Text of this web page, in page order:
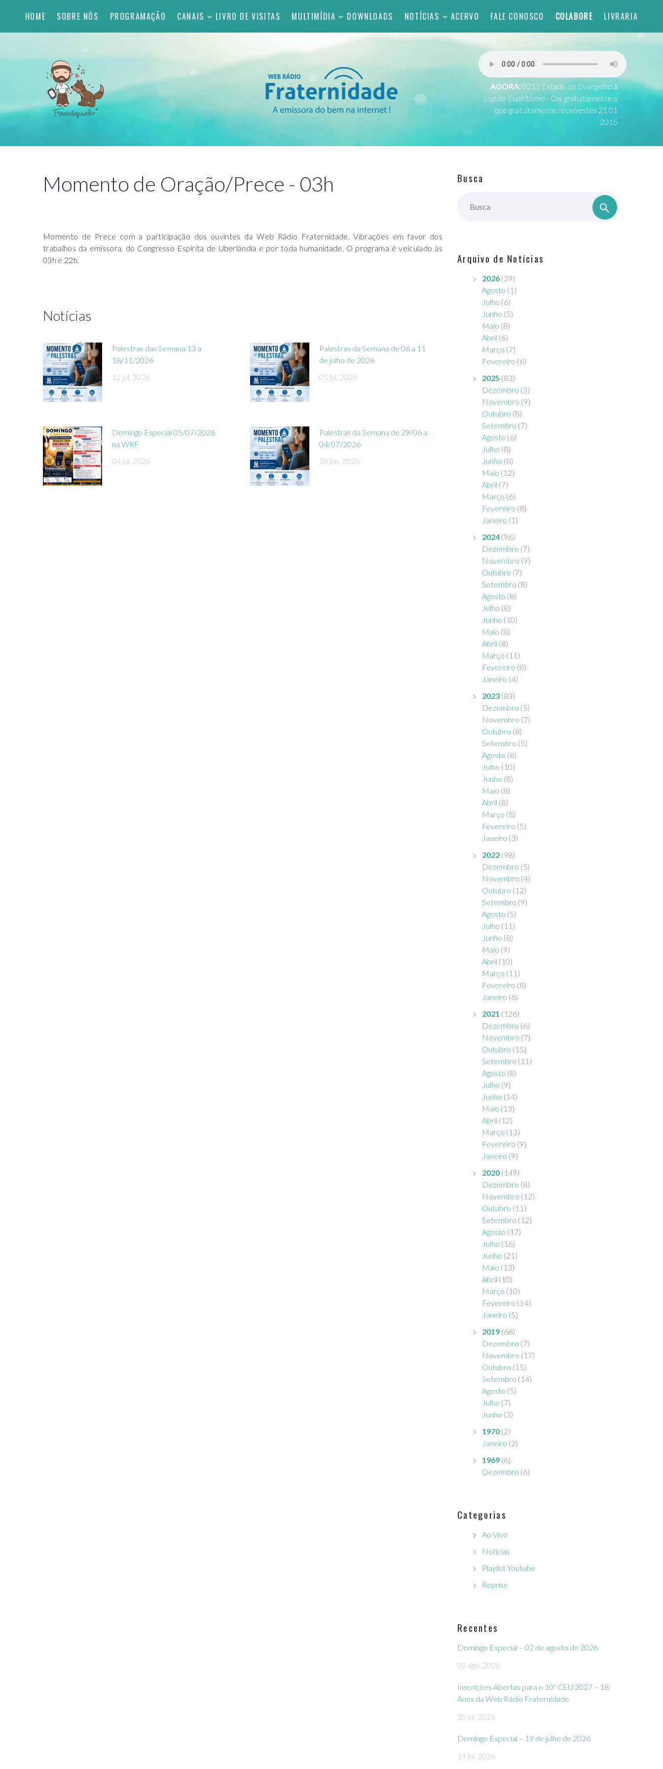
HOME SOBRE NÓS PROGRAMAÇÃO CANAIS LIVRO DE VISITAS MULTIMÍDIA DOWNLOADS NOTÍCIAS ACERVO FALE CONOSCO COLABORE LIVRARIA
AGORA: 0211 Estudo do Evangelho à
Luz do Espiritismo - Dai gratuitamente o
que gratuitamente recebestes 21 01
2015
Momento de Oração/Prece - 03h
Momento de Prece com a participação dos ouvintes da Web Rádio Fraternidade. Vibrações em favor dos
trabalhos da emissora, do Congresso Espírita de Uberlândia e por toda humanidade. O programa é veiculado às
03h e 22h.
Notícias
Palestras das Semana 13 a
18/11/2026
12 jul, 2026
Palestras da Semana de 06 a 11
de julho de 2026
05 jul, 2026
Domingo Especial 05/07/2026
na WRF
04 jul, 2026
Palestras da Semana de 29/06 a
04/07/2026
28 jun, 2026
Busca
Busca
Arquivo de Notícias
2026 (39)
Agosto (1)
Julho (6)
Junho (5)
Maio (8)
Abril (6)
Março (7)
Fevereiro (6)
2025 (83)
Dezembro (3)
Novembro (9)
Outubro (8)
Setembro (7)
Agosto (6)
Julho (8)
Junho (8)
Maio (12)
Abril (7)
Março (6)
Fevereiro (8)
Janeiro (1)
2024 (96)
Dezembro (7)
Novembro (9)
Outubro (7)
Setembro (8)
Agosto (8)
Julho (8)
Junho (10)
Maio (8)
Abril (8)
Março (11)
Fevereiro (8)
Janeiro (4)
2023 (83)
Dezembro (5)
Novembro (7)
Outubro (8)
Setembro (5)
Agosto (8)
Julho (10)
Junho (8)
Maio (8)
Abril (8)
Março (8)
Fevereiro (5)
Janeiro (3)
2022 (98)
Dezembro (5)
Novembro (4)
Outubro (12)
Setembro (9)
Agosto (5)
Julho (11)
Junho (8)
Maio (9)
Abril (10)
Março (11)
Fevereiro (8)
Janeiro (6)
2021 (126)
Dezembro (6)
Novembro (7)
Outubro (15)
Setembro (11)
Agosto (8)
Julho (9)
Junho (14)
Maio (13)
Abril (12)
Março (13)
Fevereiro (9)
Janeiro (9)
2020 (149)
Dezembro (8)
Novembro (12)
Outubro (11)
Setembro (12)
Agosto (17)
Julho (16)
Junho (21)
Maio (13)
Abril (10)
Março (10)
Fevereiro (14)
Janeiro (5)
2019 (68)
Dezembro (7)
Novembro (17)
Outubro (15)
Setembro (14)
Agosto (5)
Julho (7)
Junho (3)
1970 (2)
Janeiro (2)
1969 (6)
Dezembro (6)
Categorias
Ao Vivo
Notícias
Playlist Youtube
Reprise
Recentes
Domingo Especial – 02 de agosto de 2026
02 ago, 2026
Inscrições Abertas para o 10º CEU 2027 – 18
Anos da Web Rádio Fraternidade
20 jul, 2026
Domingo Especial – 19 de julho de 2026
19 jul, 2026